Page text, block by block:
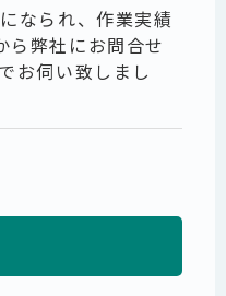
なられ、作業実績
ら弊社にお問合せ
お伺い致しまし